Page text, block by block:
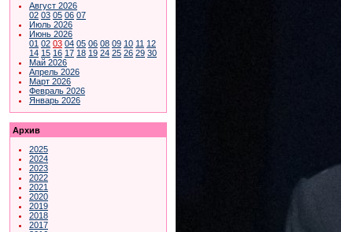
Август 2026
02 03 05 06 07
Июль 2026
Июнь 2026
01 02 03 04 05 06 08 09 10 11 12
14 15 16 17 18 19 24 25 26 29 30
Май 2026
Апрель 2026
Март 2026
Февраль 2026
Январь 2026
Архив
2025
2024
2023
2022
2021
2020
2019
2018
2017